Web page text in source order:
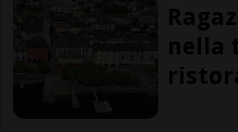
nella